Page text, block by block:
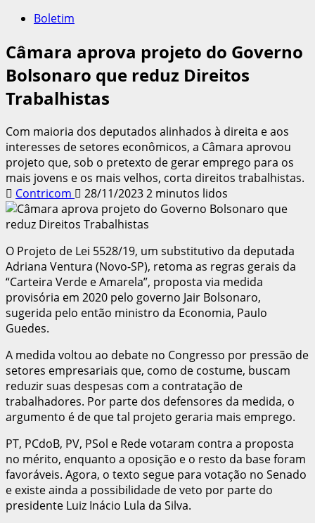
Boletim
Câmara aprova projeto do Governo
Bolsonaro que reduz Direitos
Trabalhistas
Com maioria dos deputados alinhados à direita e aos
interesses de setores econômicos, a Câmara aprovou
projeto que, sob o pretexto de gerar emprego para os
mais jovens e os mais velhos, corta direitos trabalhistas.
Contricom
28/11/20232 minutos lidos
O Projeto de Lei 5528/19, um substitutivo da deputada
Adriana Ventura (Novo-SP), retoma as regras gerais da
“Carteira Verde e Amarela”, proposta via medida
provisória em 2020 pelo governo Jair Bolsonaro,
sugerida pelo então ministro da Economia, Paulo
Guedes.
A medida voltou ao debate no Congresso por pressão de
setores empresariais que, como de costume, buscam
reduzir suas despesas com a contratação de
trabalhadores. Por parte dos defensores da medida, o
argumento é de que tal projeto geraria mais emprego.
PT, PCdoB, PV, PSol e Rede votaram contra a proposta
no mérito, enquanto a oposição e o resto da base foram
favoráveis. Agora, o texto segue para votação no Senado
e existe ainda a possibilidade de veto por parte do
presidente Luiz Inácio Lula da Silva.